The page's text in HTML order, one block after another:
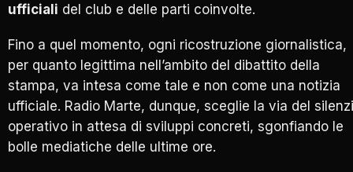
ufficiali del club e delle parti coinvolte.
Fino a quel momento, ogni ricostruzione giornalistica,
per quanto legittima nell’ambito del dibattito della
stampa, va intesa come tale e non come una notizia
ufficiale. Radio Marte, dunque, sceglie la via del
operativo in attesa di sviluppi concreti, sgonfiando le
bolle mediatiche delle ultime ore.